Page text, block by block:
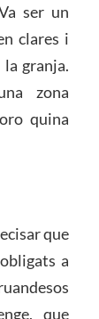
ser un
clares i
granja.
zona
quina
que
a
que